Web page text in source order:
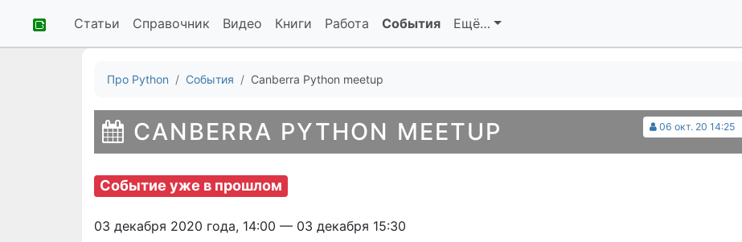
Статьи Справочник Видео Книги Работа События Ещё…
Про Python События Canberra Python meetup
06 окт. 20 14:25
CANBERRA PYTHON MEETUP
Событие уже в прошлом
03 декабря 2020 года, 14:00 — 03 декабря 15:30